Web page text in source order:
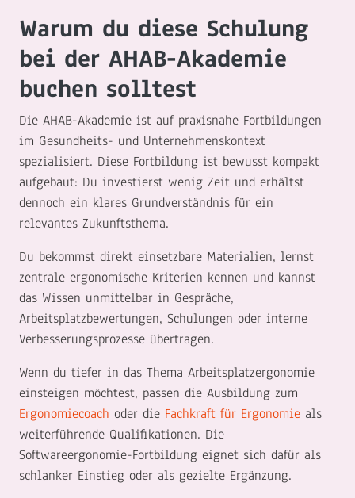
Warum du diese Schulung
bei der AHAB-Akademie
buchen solltest
Die AHAB-Akademie ist auf praxisnahe Fortbildungen
im Gesundheits- und Unternehmenskontext
spezialisiert. Diese Fortbildung ist bewusst kompakt
aufgebaut: Du investierst wenig Zeit und erhältst
dennoch ein klares Grundverständnis für ein
relevantes Zukunftsthema.
Du bekommst direkt einsetzbare Materialien, lernst
zentrale ergonomische Kriterien kennen und kannst
das Wissen unmittelbar in Gespräche,
Arbeitsplatzbewertungen, Schulungen oder interne
Verbesserungsprozesse übertragen.
Wenn du tiefer in das Thema Arbeitsplatzergonomie
einsteigen möchtest, passen die Ausbildung zum
Ergonomiecoach oder die Fachkraft für Ergonomie als
weiterführende Qualifikationen. Die
Softwareergonomie-Fortbildung eignet sich dafür als
schlanker Einstieg oder als gezielte Ergänzung.